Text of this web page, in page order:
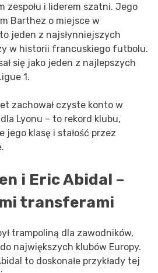
zespołu i liderem szatni. Jego
Barthez o miejsce w
jeden z najsłynniejszych
w historii francuskiego futbolu.
się jako jeden z najlepszych
1.
zachował czyste konto w
Lyonu – to rekord klubu,
jego klasę i stałość przez
i Eric Abidal –
transferami
trampoliną dla zawodników,
największych klubów Europy.
to doskonałe przykłady tej